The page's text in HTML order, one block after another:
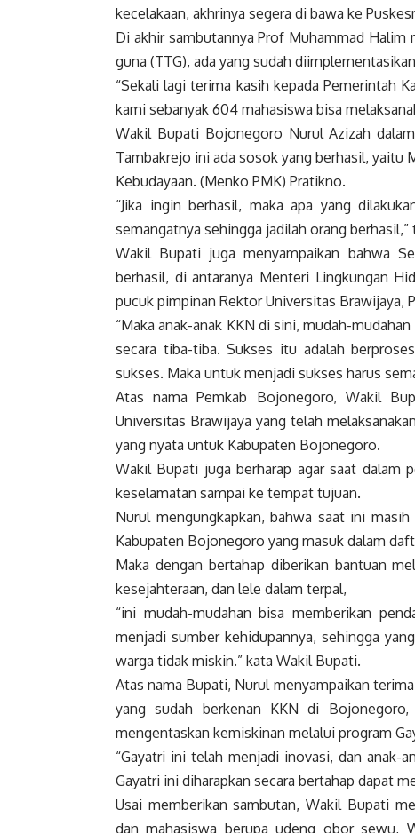
kecelakaan, akhrinya segera di bawa ke
Di akhir sambutannya Prof Muhammad
guna (TTG), ada yang sudah
“Sekali lagi terima kasih kepada Pemerintah
kami sebanyak 604 mahasiswa bisa
Wakil Bupati Bojonegoro Nurul Azizah
Tambakrejo ini ada sosok yang berhasil, yaitu
Kebudayaan. (Menko PMK) Pratikno.
“Jika ingin berhasil, maka apa yang
semangatnya sehingga jadilah orang
Wakil Bupati juga menyampaikan bahwa
berhasil, di antaranya Menteri Lingkungan
pucuk pimpinan Rektor Universitas
“Maka anak-anak KKN di sini, mudah-
secara tiba-tiba. Sukses itu adalah
sukses. Maka untuk menjadi sukses harus
Atas nama Pemkab Bojonegoro, Wakil
Universitas Brawijaya yang telah
yang nyata untuk Kabupaten Bojonegoro.
Wakil Bupati juga berharap agar saat dalam
keselamatan sampai ke tempat tujuan.
Nurul mengungkapkan, bahwa saat ini
Kabupaten Bojonegoro yang masuk dalam
Maka dengan bertahap diberikan bantuan
kesejahteraan, dan lele dalam terpal,
“ini mudah-mudahan bisa memberikan
menjadi sumber kehidupannya, sehingga
warga tidak miskin.” kata Wakil Bupati.
Atas nama Bupati, Nurul menyampaikan
yang sudah berkenan KKN di
mengentaskan kemiskinan melalui program
“Gayatri ini telah menjadi inovasi, dan anak-
Gayatri ini diharapkan secara bertahap dapat
Usai memberikan sambutan, Wakil Bupati
dan mahasiswa berupa udeng obor sewu,